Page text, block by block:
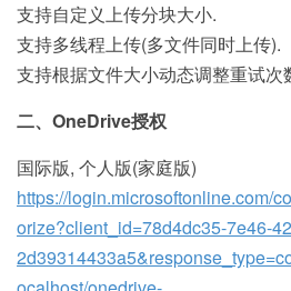
支持自定义上传分块大小.
支持多线程上传(多文件同时上传).
支持根据文件大小动态调整重试次
二、OneDrive授权
国际版, 个人版(家庭版)
https://login.microsoftonline.com/
orize?client_id=78d4dc35-7e46-